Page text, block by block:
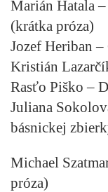
Marián Hatala
(krátka próza)
Jozef Heriban
Kristián
Rasťo Piško –
Juliana
básnickej
Michael
próza)